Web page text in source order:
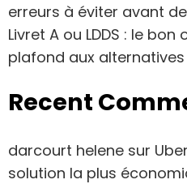
erreurs à éviter avant
Livret A ou LDDS : le
plafond aux alternatives
Recent
darcourt helene sur
solution la plus